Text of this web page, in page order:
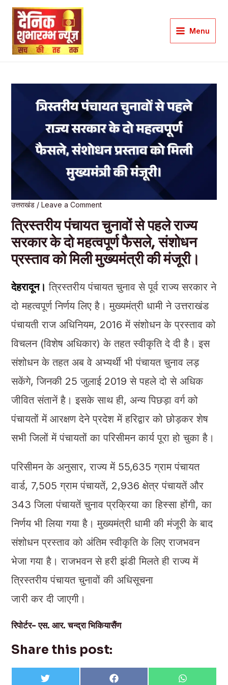
Skip
content
Main
Menu
उत्तराखंड/ Leave a Comment
त्रिस्तरीय पंचायत चुनावों से पहले राज्य
सरकार के दो महत्वपूर्ण फैसले, संशोधन
प्रस्ताव को मिली मुख्यमंत्री की मंजूरी।
देहरादून। त्रिस्तरीय पंचायत चुनाव से पूर्व राज्य सरकार ने
दो महत्वपूर्ण निर्णय लिए है। मुख्यमंत्री धामी ने उत्तराखंड
पंचायती राज अधिनियम, 2016 में संशोधन के प्रस्ताव को
विचलन (विशेष अधिकार) के तहत स्वीकृति दे दी है। इस
संशोधन के तहत अब वे अभ्यर्थी भी पंचायत चुनाव लड़
सकेंगे, जिनकी 25 जुलाई 2019 से पहले दो से अधिक
जीवित संतानें है। इसके साथ ही, अन्य पिछड़ा वर्ग को
पंचायतों में आरक्षण देने प्रदेश में हरिद्वार को छोड़कर शेष
सभी जिलों में पंचायतों का परिसीमन कार्य पूरा हो चुका है।
परिसीमन के अनुसार, राज्य में 55,635 ग्राम पंचायत
वार्ड, 7,505 ग्राम पंचायतें, 2,936 क्षेत्र पंचायतें और
343 जिला पंचायतें चुनाव प्रक्रिया का हिस्सा होंगी, का
निर्णय भी लिया गया है। मुख्यमंत्री धामी की मंजूरी के बाद
संशोधन प्रस्ताव को अंतिम स्वीकृति के लिए राजभवन
भेजा गया है। राजभवन से हरी झंडी मिलते ही राज्य में
त्रिस्तरीय पंचायत चुनावों की अधिसूचना
जारी कर दी जाएगी।
रिपोर्टर- एस. आर. चन्द्रा भिकियासैंण
Share this post:
Share Share
F Share
W